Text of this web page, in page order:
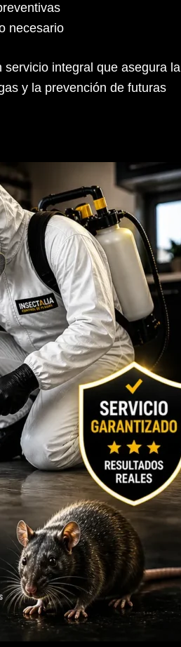
necesario
integral que asegura la
y la prevención de futuras